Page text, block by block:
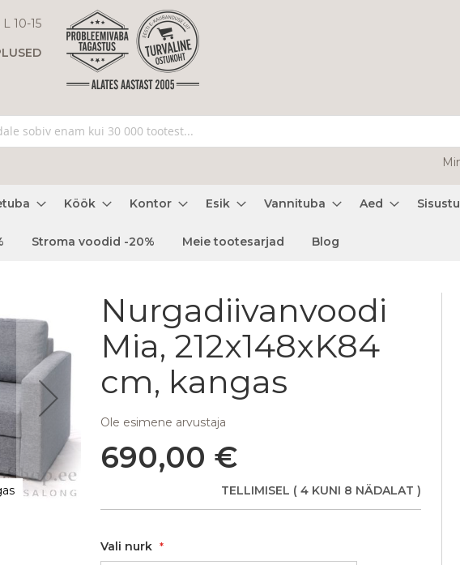
10-15
Köök Kontor Esik Vannituba Aed
Stroma voodid -20% Meie tootesarjad Blog
Nurgadiivanvoodi Mia, 212x148xK84 cm, kangas, avatud
Nurgadiivanvoodi
Mia, 212x148xK84
cm, kangas
Ole esimene arvustaja
690,00 €
TELLIMISEL ( 4 KUNI 8 NÄDALAT )
Vali nurk